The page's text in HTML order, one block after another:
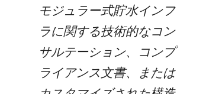
モジュラー式貯水インフ
ラに関する技術的なコン
サルテーション、コンプ
ライアンス文書、または